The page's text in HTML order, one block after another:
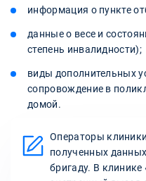
информация о пункте
данные о весе и
степень инвалидности);
виды дополнительных
сопровождение в
домой.
Операторы
полученных
бригаду. В клинике